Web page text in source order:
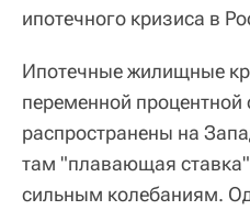
ипотечного кризиса в
Ипотечные жилищные
переменной процентной
распространены на
там "плавающая
сильным колебаниям.